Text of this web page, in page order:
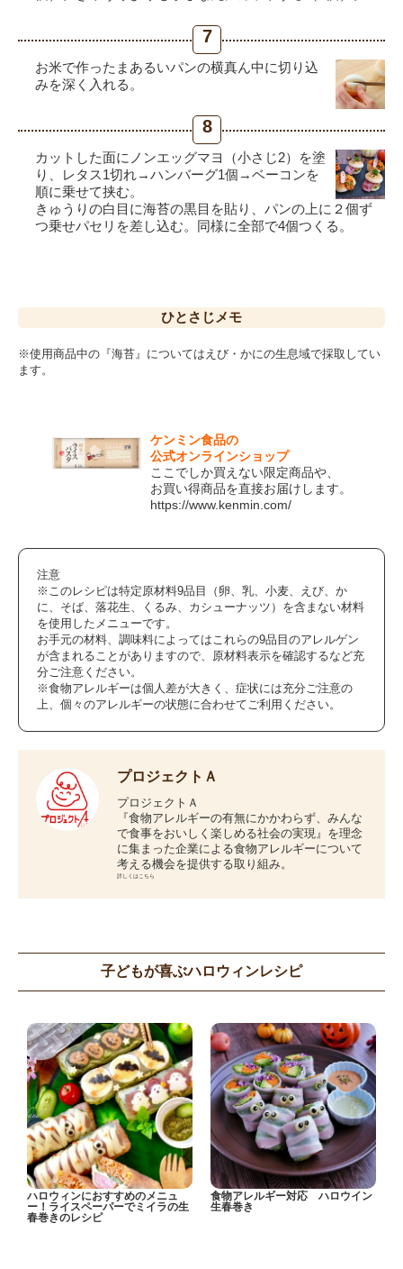
7
お米で作ったまあるいパンの横真ん中に切り込
みを深く入れる。
8
カットした面にノンエッグマヨ（小さじ2）を塗
り、レタス1切れ→ハンバーグ1個→ベーコンを
順に乗せて挟む。
きゅうりの白目に海苔の黒目を貼り、パンの上に２個ず
つ乗せパセリを差し込む。同様に全部で4個つくる。
ひとさじ メモ
※使用商品中の『海苔』についてはえび・かにの生息域で採取してい
ます。
ケンミン食品の
公式オンラインショップ
ここでしか買えない限定商品や、
お買い得商品を直接お届けします。
https://www.kenmin.com/
注意
※このレシピは特定原材料9品目（卵、乳、小麦、えび、か
に、そば、落花生、くるみ、カシューナッツ）を含まない材料
を使用したメニューです。
お手元の材料、調味料によってはこれらの9品目のアレルゲン
が含まれることがありますので、原材料表示を確認するなど充
分ご注意ください。
※食物アレルギーは個人差が大きく、症状には充分ご注意の
上、個々のアレルギーの状態に合わせてご利用ください。
プロジェクトＡ
プロジェクトＡ
『食物アレルギーの有無にかかわらず、みんな
で食事をおいしく楽しめる社会の実現』を理念
に集まった企業による食物アレルギーについて
考える機会を提供する取り組み。
詳しくはこちら
子どもが喜ぶハロウィンレシピ
ハロウィンにおすすめのメニュ
ー！ライスペーパーでミイラの生
春巻きのレシピ
食物アレルギー対応 ハロウイン
生春巻き